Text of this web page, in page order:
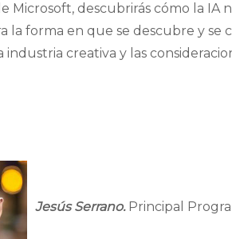
Microsoft, descubrirás cómo la IA
la forma en que se descubre y se
industria creativa y las
Jesús Serrano.Principal